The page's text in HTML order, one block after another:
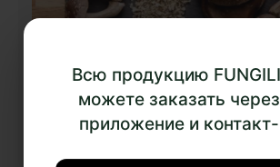
Всю продукцию
можете заказать
приложение и
19.10.2022
Грибы — природный усилитель